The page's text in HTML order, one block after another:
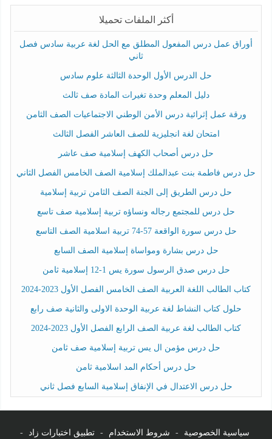
أكثر الملفات تحميلا
أوراق عمل درس المفعول المطلق مع الحل لغة عربية سادس فصل
ثاني
حل الدرس الأول الوحدة الثالثة علوم سادس
دليل المعلم وحدة تغيرات المادة صف ثالث
ورقة عمل إثرائية درس الأمن الوطني الاجتماعيات الصف الثامن
امتحان لغة انجليزية للصف العاشر الفصل الثالث
حل درس أصحاب الكهف إسلامية صف عاشر
حل درس فاطمة بنت عبدالملك إسلامية الصف الخامس الفصل الثاني
حل درس الطريق إلى الجنة الصف الثامن تربية إسلامية
حل درس للمجتمع رجاله ونساؤه تربية إسلامية صف تاسع
حل درس سورة الواقعة 57-74 تربية اسلامية الصف التاسع
حل درس بشارة ومواساة إسلامية الصف السابع
حل درس صدق الرسول سورة يس 1-12 إسلامية ثامن
كتاب الطالب اللغة العربية الصف الخامس الفصل الأول 2023-2024
حلول كتاب النشاط لغة عربية الوحدة الاولى والثانية صف رابع
كتاب الطالب لغة عربية الصف الرابع الفصل الأول 2023-2024
حل درس مؤمن ال يس تربية إسلامية صف ثامن
حل درس أحكام المد اسلامية ثامن
حل درس الاعتدال في الإنفاق إسلامية السابع فصل ثاني
سياسية الخصوصية - شروط الاستخدام - تطبيق اختبارات زاد -